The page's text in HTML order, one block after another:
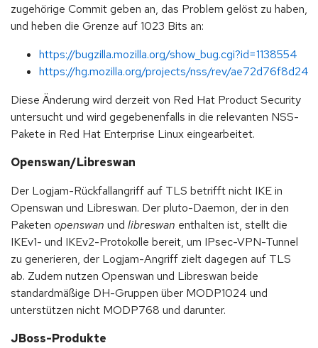
zugehörige Commit geben an, das Problem gelöst zu haben,
und heben die Grenze auf 1023 Bits an:
https://bugzilla.mozilla.org/show_bug.cgi?id=1138554
https://hg.mozilla.org/projects/nss/rev/ae72d76f8d24
Diese Änderung wird derzeit von Red Hat Product Security
untersucht und wird gegebenenfalls in die relevanten NSS-
Pakete in Red Hat Enterprise Linux eingearbeitet.
Openswan/Libreswan
Der Logjam-Rückfallangriff auf TLS betrifft nicht IKE in
Openswan und Libreswan. Der pluto-Daemon, der in den
Paketen openswan und libreswan enthalten ist, stellt die
IKEv1- und IKEv2-Protokolle bereit, um IPsec-VPN-Tunnel
zu generieren, der Logjam-Angriff zielt dagegen auf TLS
ab. Zudem nutzen Openswan und Libreswan beide
standardmäßige DH-Gruppen über MODP1024 und
unterstützen nicht MODP768 und darunter.
JBoss-Produkte